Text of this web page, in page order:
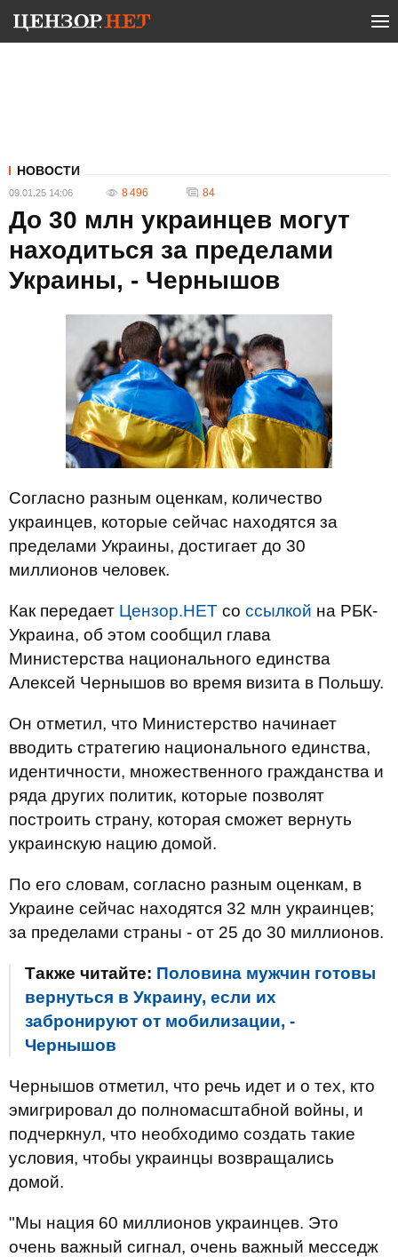
НОВОСТИ
09.01.25 14:06 8 496 84
До 30 млн украинцев могут
находиться за пределами
Украины, - Чернышов
Согласно разным оценкам, количество
украинцев, которые сейчас находятся за
пределами Украины, достигает до 30
миллионов человек.
Как передает Цензор.НЕТ со ссылкой на РБК-
Украина, об этом сообщил глава
Министерства национального единства
Алексей Чернышов во время визита в Польшу.
Он отметил, что Министерство начинает
вводить стратегию национального единства,
идентичности, множественного гражданства и
ряда других политик, которые позволят
построить страну, которая сможет вернуть
украинскую нацию домой.
По его словам, согласно разным оценкам, в
Украине сейчас находятся 32 млн украинцев;
за пределами страны - от 25 до 30 миллионов.
Также читайте: Половина мужчин готовы
вернуться в Украину, если их
забронируют от мобилизации, -
Чернышов
Чернышов отметил, что речь идет и о тех, кто
эмигрировал до полномасштабной войны, и
подчеркнул, что необходимо создать такие
условия, чтобы украинцы возвращались
домой.
"Мы нация 60 миллионов украинцев. Это
очень важный сигнал, очень важный месседж